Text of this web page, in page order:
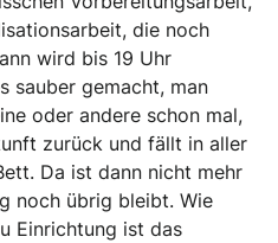
die noch
wird bis 19 Uhr
sauber gemacht, man
oder andere schon mal,
zurück und fällt in aller
Da ist dann nicht mehr
noch übrig bleibt. Wie
Einrichtung ist das